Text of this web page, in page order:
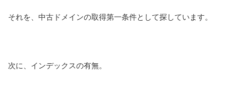
それを、中古ドメインの取得第一条件として探しています。
次に、インデックスの有無。